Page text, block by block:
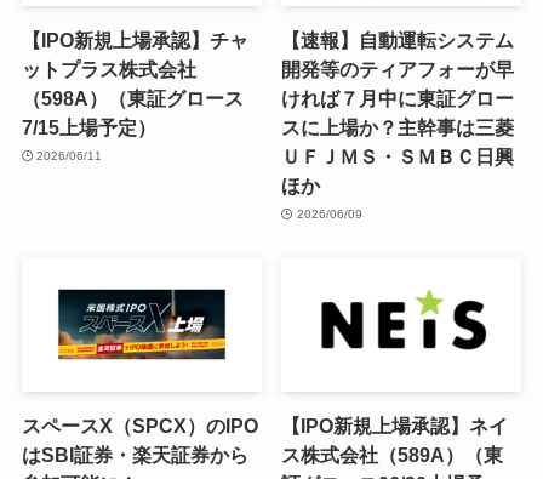
【IPO新規上場承認】チャ
ットプラス株式会社
（598A）（東証グロース
7/15上場予定）
2026/06/11
【速報】自動運転システム
開発等のティアフォーが早
ければ７月中に東証グロー
スに上場か？主幹事は三菱
ＵＦＪＭＳ・ＳＭＢＣ日興
ほか
2026/06/09
スペースX（SPCX）のIPO
はSBI証券・楽天証券から
【IPO新規上場承認】ネイ
ス株式会社（589A）（東